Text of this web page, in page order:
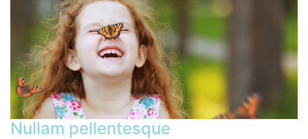
Nullam pellentesque